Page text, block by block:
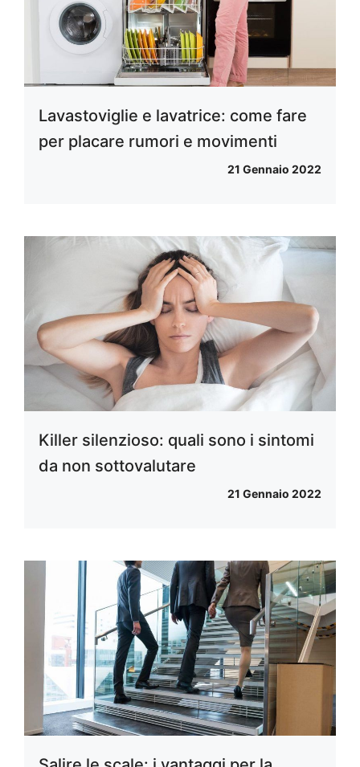
Lavastoviglie e lavatrice: come fare
per placare rumori e movimenti
21 Gennaio 2022
Killer silenzioso: quali sono i sintomi
da non sottovalutare
21 Gennaio 2022